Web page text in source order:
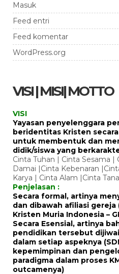
Masuk
Feed entri
Feed komentar
WordPress.org
VISI | MISI| MOTTO
VISI
Yayasan penyelenggara
beridentitas Kristen
untuk membentuk dan
didik/siswa yang
Cinta Tuhan | Cinta Sesama |
Damai |Cinta Kebenaran
Karya | Cinta Alam |Cinta
Penjelasan :
Secara formal, artinya
dan dibawah afiliasi gereja
Kristen Muria Indonesia –
Secara Esensial, artinya
pendidikan tersebut
dalam setiap aspeknya
kepemimpinan dan
paradigma dalam proses
outcamenya)